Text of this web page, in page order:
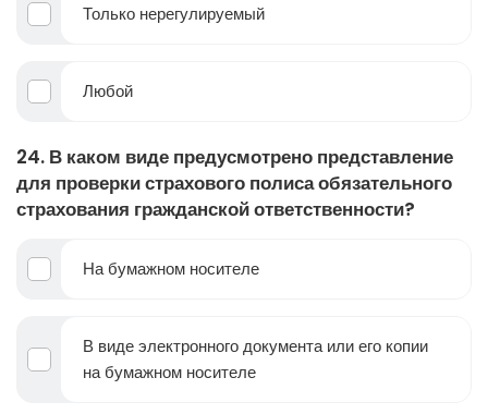
Только нерегулируемый
Любой
24. В каком виде предусмотрено представление
для проверки страхового полиса обязательного
страхования гражданской ответственности?
На бумажном носителе
В виде электронного документа или его копии
на бумажном носителе